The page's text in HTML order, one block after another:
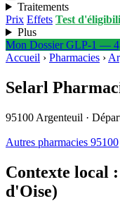
Traitements
Prix Effets Test
Plus
Mon Dossier GLP-1 —
Accueil › Pharmacies ›
Selarl
95100 Argenteuil ·
Autres pharmacies 95100
Contexte local
d'Oise)